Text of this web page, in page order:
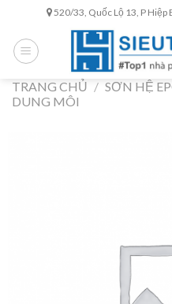
content
520/33, Quốc Lộ 13, P Hiệp
TRANG CHỦ / SƠN HỆ
DUNG MÔI